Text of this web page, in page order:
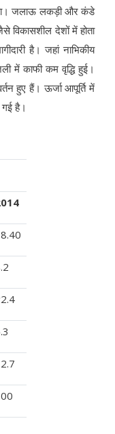
जलाऊ लकड़ी और कंडे
विकासशील देशों में होता
है। जहां नाभिकीय
में काफी कम वृद्धि हुई।
हुए हैं। ऊर्जा आपूर्ति में
गई है।